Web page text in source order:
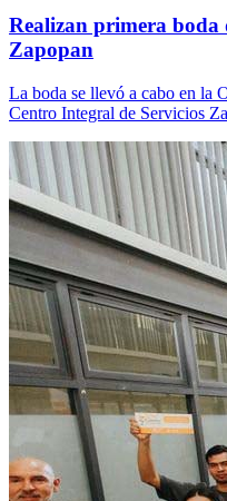
Realizan primera boda
Zapopan
La boda se llevó a cabo en la
Centro Integral de Servicios